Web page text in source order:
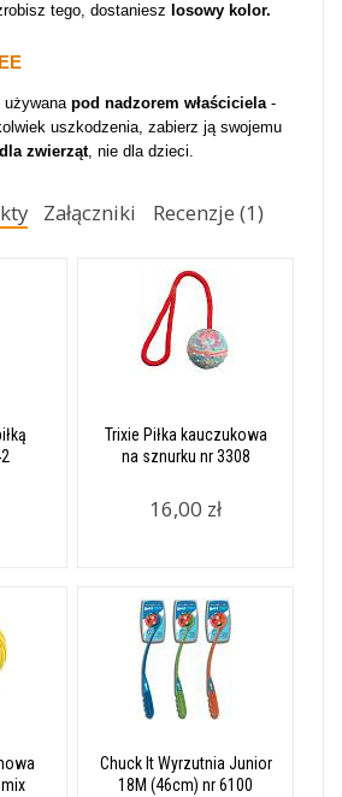
tego, dostaniesz losowy kolor.
używana pod nadzorem właściciela-
uszkodzenia, zabierz ją swojemu
zwierząt, nie dla dzieci.
Załączniki Recenzje (1)
Trixie Piłka kauczukowa
na sznurku nr 3308
16,00 zł
Chuck It Wyrzutnia Junior
18M (46cm) nr 6100